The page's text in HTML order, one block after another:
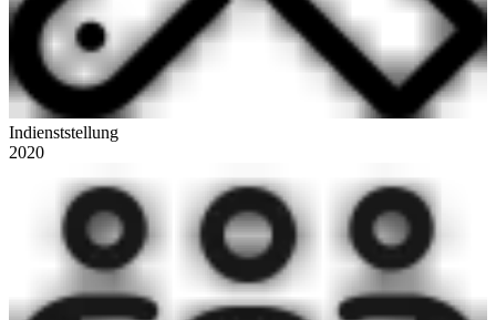
Indienststellung
2020